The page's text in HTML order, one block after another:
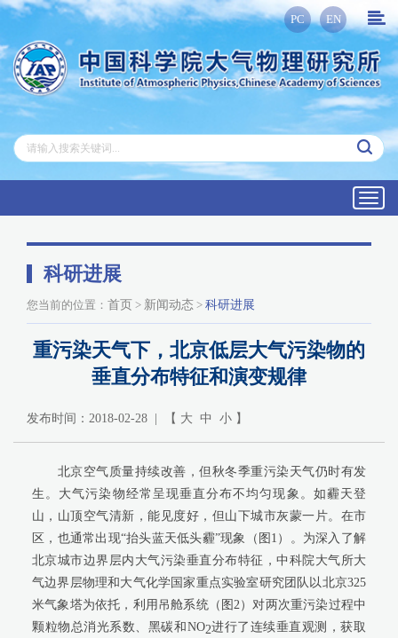
PC EN
科研进展
您当前的位置： 首页 > 新闻动态 > 科研进展
重污染天气下，北京低层大气污染物的
垂直分布特征和演变规律
发布时间：2018-02-28 | 【 大 中 小 】
北京空气质量持续改善，但秋冬季重污染天气仍时有发
生。大气污染物经常呈现垂直分布不均匀现象。如霾天登
山，山顶空气清新，能见度好，但山下城市灰蒙一片。在市
区，也通常出现“抬头蓝天低头霾”现象（图 1 ）。 为深入了解
北京城市边界层内大气污染垂直分布特征，中科院大气所大
气边界层物理和大气化学国家重点实验室研究团队以北京325
米气象塔为依托，利用吊舱系统（图 2 ）对两次重污染过程中
颗粒物总消光系数、黑碳和 NO2进行了连续垂直观测，获取